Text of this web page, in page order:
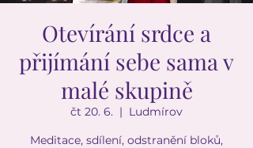
Otevírání srdce a
přijímání sebe sama v
malé skupině
čt 20. 6.
  |
Ludmírov
Meditace, sdílení, odstranění bloků,